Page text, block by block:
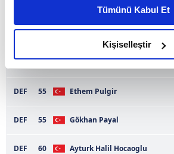
daha iyi reklam deneyimi yaşatabiliriz.
amacımızın size daha iyi bir reklam
olduğunu ve sizlere en iyi içerikleri
elimizden gelen çabayı gösterdiğimizi
reklamların maliyetlerimizi karşılamak
kalemimiz olduğunu sizlere hatırlatmak
Her halükârda, kullanıcılar, bu
gösterilmeyecektir."
Tümünü Kabul Et
Kişiselleştir
Halil Ibrahim Kir
DEF
DEF 52 Fevzi Sigindim
DEF 55 Ethem Pulgir
DEF 55 Gökhan Payal
DEF 60 Ayturk Halil Hocaoglu